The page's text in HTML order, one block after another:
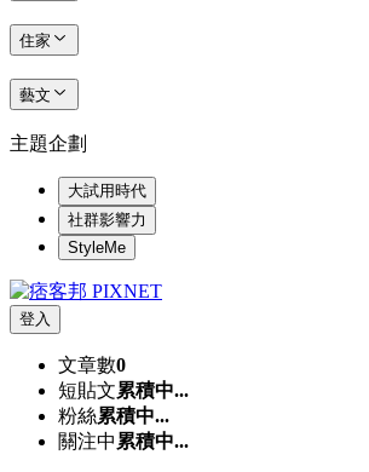
住家
藝文
主題企劃
大試用時代
社群影響力
StyleMe
登入
文章數0
短貼文累積中...
粉絲累積中...
關注中 累積中...